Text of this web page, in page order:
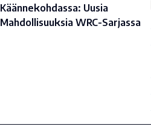
Käännekohdassa: Uusia
Mahdollisuuksia WRC-Sarjassa